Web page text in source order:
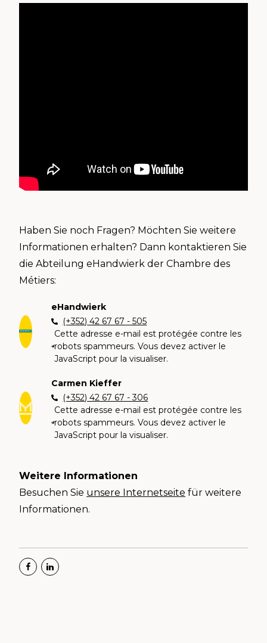
Haben Sie noch Fragen? Möchten Sie weitere
Informationen erhalten? Dann kontaktieren Sie
die Abteilung eHandwierk der Chambre des
Métiers:
eHandwierk
(+352) 42 67 67 - 505
Cette adresse e-mail est protégée contre les
robots spammeurs. Vous devez activer le
JavaScript pour la visualiser.
Carmen Kieffer
(+352) 42 67 67 - 306
Cette adresse e-mail est protégée contre les
robots spammeurs. Vous devez activer le
JavaScript pour la visualiser.
Weitere Informationen
Besuchen Sie unsere Internetseite für weitere
Informationen.